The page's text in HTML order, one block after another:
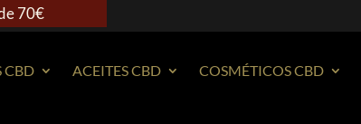
70€
CBD ACEITES CBD COSMÉTICOS CBD